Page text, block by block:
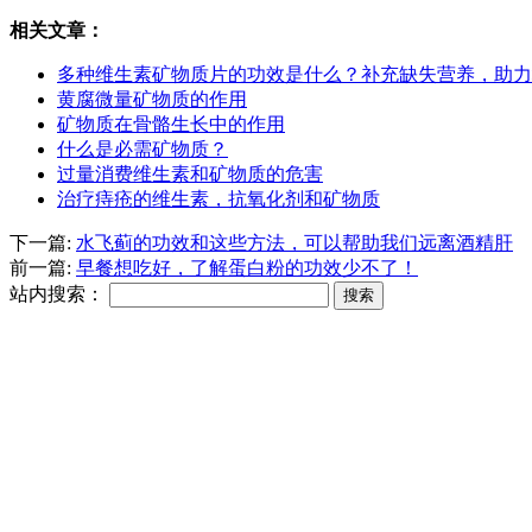
相关文章：
多种维生素矿物质片的功效是什么？补充缺失营养，助力
黄腐微量矿物质的作用
矿物质在骨骼生长中的作用
什么是必需矿物质？
过量消费维生素和矿物质的危害
治疗痔疮的维生素，抗氧化剂和矿物质
下一篇: 水飞蓟的功效和这些方法，可以帮助我们远离酒精肝
前一篇: 早餐想吃好，了解蛋白粉的功效少不了！
站内搜索：